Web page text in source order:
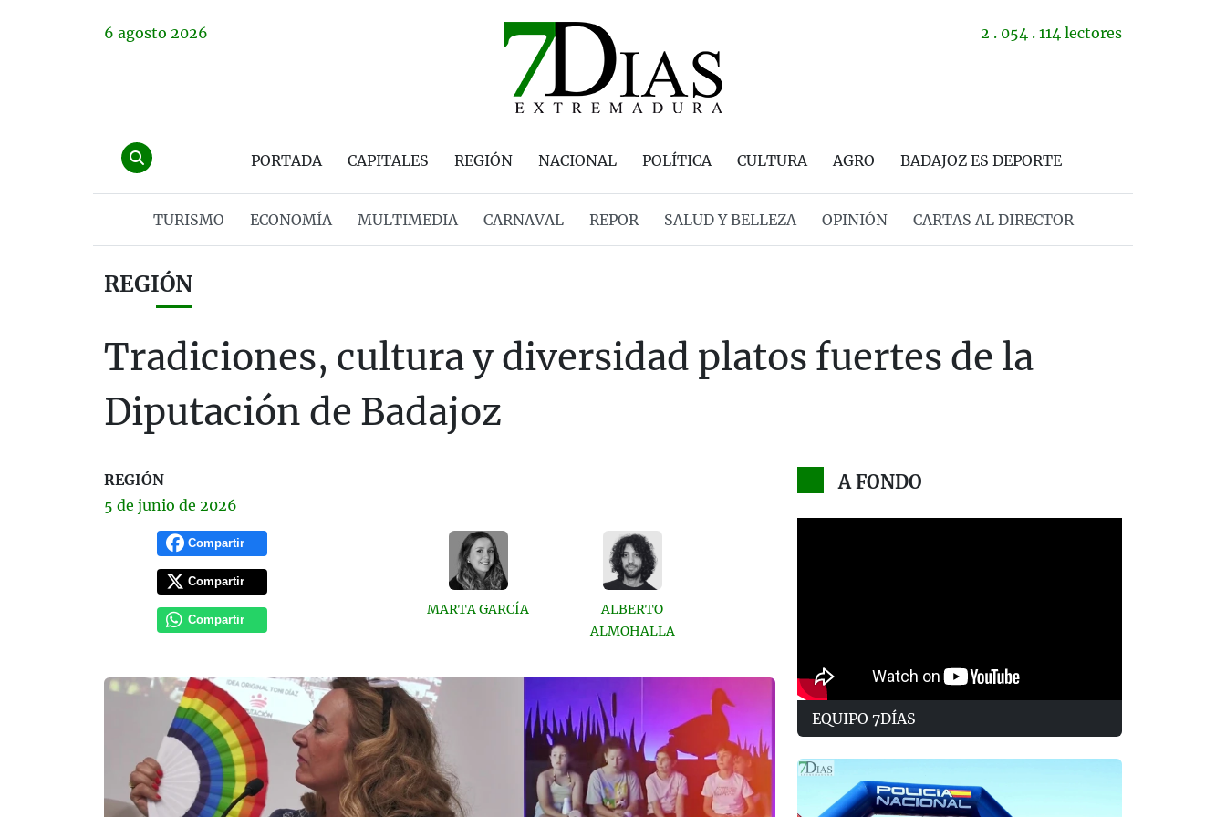
6 agosto 2026 2 . 054 . 114 lectores
PORTADA CAPITALES REGIÓN NACIONAL POLÍTICA CULTURA AGRO BADAJOZ ES DEPORTE
TURISMO ECONOMÍA MULTIMEDIA CARNAVAL REPOR SALUD Y BELLEZA OPINIÓN CARTAS AL DIRECTOR
REGIÓN
Tradiciones, cultura y diversidad platos fuertes de la
Diputación de Badajoz
REGIÓN
5 de junio de 2026
Compartir
Compartir
Compartir
MARTA GARCÍA
ALBERTO
ALMOHALLA
A FONDO
EQUIPO 7DÍAS